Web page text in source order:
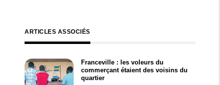
ARTICLES ASSOCIÉS
Franceville : les voleurs du
commerçant étaient des voisins du
quartier